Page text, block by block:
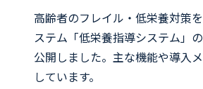
高齢者のフレイル・低栄養対策
ステム「低栄養指導システム」
公開しました。主な機能や導入
しています。